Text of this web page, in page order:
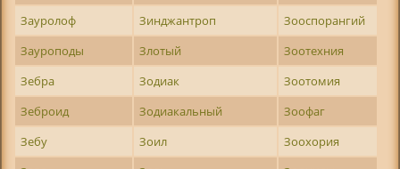
Зауролоф
Зинджантроп
Зооспорангий
Зауроподы
Злотый
Зоотехния
Зебра
Зодиак
Зоотомия
Зеброид
Зодиакальный
Зоофаг
Зебу
Зоил
Зоохория